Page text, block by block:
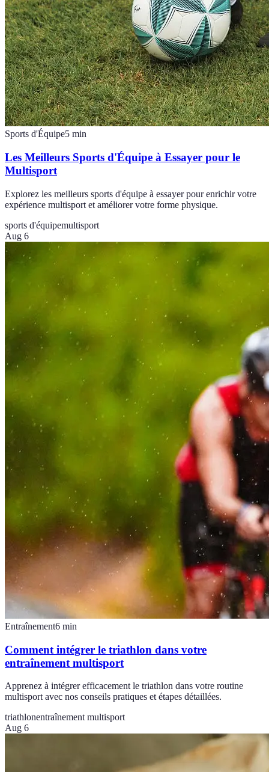
Sports d'Équipe5 min
Les Meilleurs Sports d'Équipe à Essayer pour le
Multisport
Explorez les meilleurs sports d'équipe à essayer pour enrichir votre
expérience multisport et améliorer votre forme physique.
sports d'équipemultisport
Aug 6
Entraînement6 min
Comment intégrer le triathlon dans votre
entraînement multisport
Apprenez à intégrer efficacement le triathlon dans votre routine
multisport avec nos conseils pratiques et étapes détaillées.
triathlonentraînement multisport
Aug 6